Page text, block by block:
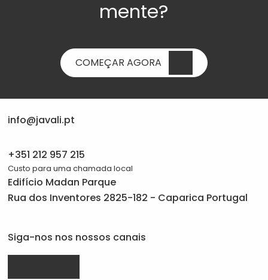
mente?
COMEÇAR AGORA
info@javali.pt
+351 212 957 215
Custo para uma chamada local
Edifício Madan Parque
Rua dos Inventores 2825-182 - Caparica Portugal
Siga-nos nos nossos canais